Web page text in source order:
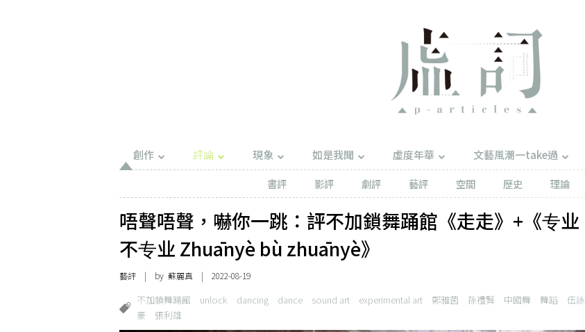
創作 評論 現象 如是我聞 虛度年華 文藝風潮一take過
書評
影評 劇評 藝評 空間 歷史 理論
唔聲唔聲，嚇你一跳：評不加鎖舞踊館《走走》+《专业
不专业 Zhuānyè bù zhuānyè》
藝評 | by 蘇麗真 | 2022-08-19
不加鎖舞踊館 unlock dancing dance sound art experimental art 鄭雅茵 孫禮賢 中國舞 舞蹈
伍詠
豪
張利雄